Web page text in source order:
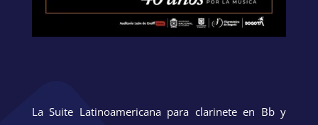
La Suite Latinoamericana para clarinete en Bb y